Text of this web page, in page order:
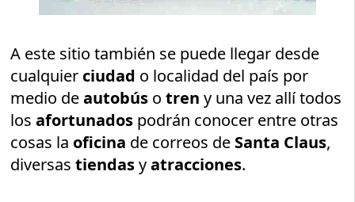
A este sitio también se puede llegar desde
cualquier ciudad o localidad del país por
medio deautobús otreny una vez allí todos
losafortunados podrán conocer entre otras
cosas la oficina de correos de Santa Claus,
diversastiendasyatracciones.